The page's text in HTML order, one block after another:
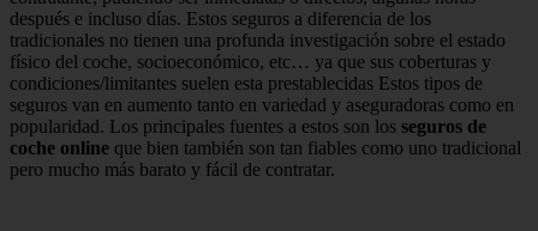
después e incluso días. Estos seguros a diferencia de los
tradicionales no tienen una profunda investigación sobre el estado
físico del coche, socioeconómico, etc… ya que sus coberturas y
condiciones/limitantes suelen esta prestablecidas Estos tipos de
seguros van en aumento tanto en variedad y aseguradoras como en
popularidad. Los principales fuentes a estos son los seguros de
coche online que bien también son tan fiables como uno tradicional
pero mucho más barato y fácil de contratar.